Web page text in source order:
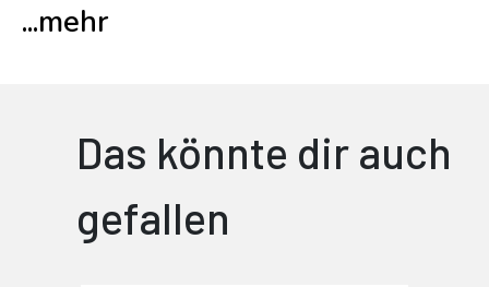
...mehr
Das könnte dir auch
gefallen